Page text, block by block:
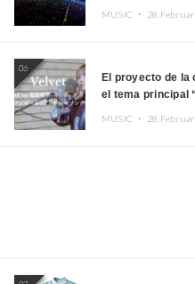
MUSIC ・
06
El proyecto de la
el tema principal
MUSIC ・